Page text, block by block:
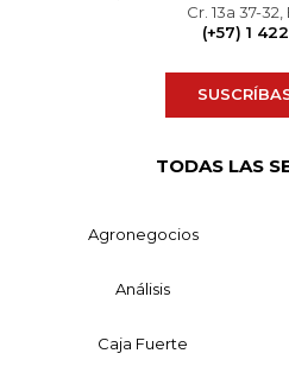
Cr. 13a 37-
(+57) 1
TODAS LAS
Agronegocios
Análisis
Caja Fuerte